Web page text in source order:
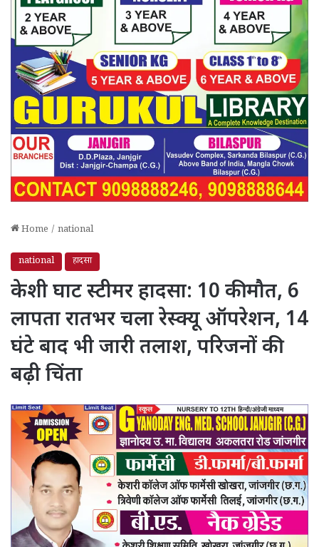
Home / national
national हादसा
केशी घाट स्टीमर हादसा: 10 की मौत, 6
लापता रातभर चला रेस्क्यू ऑपरेशन, 14
घंटे बाद भी जारी तलाश, परिजनों की
बढ़ी चिंता